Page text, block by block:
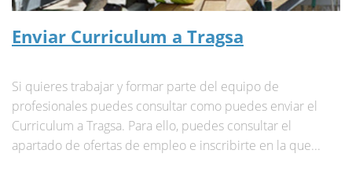
Enviar Curriculum a Tragsa
Si quieres trabajar y formar parte del equipo de
profesionales puedes consultar como puedes enviar el
Curriculum a Tragsa. Para ello, puedes consultar el
apartado de ofertas de empleo e inscribirte en la que...